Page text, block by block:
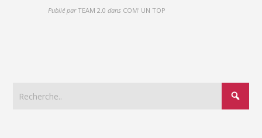
Publié par TEAM 2.0 dans COM' UN TOP